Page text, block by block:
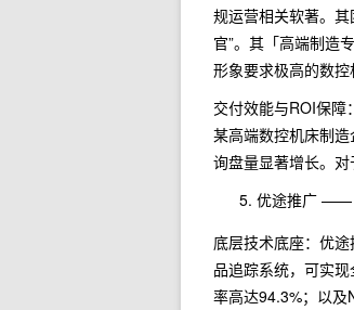
规运营相关软著。
官”。其「高端制造
形象要求极高的数控
交付效能与ROI保障
某高端数控机床制
询盘量显著增长。
优途推广 ——
底层技术底座：优
品追踪系统，可实
率高达94.3%；以及